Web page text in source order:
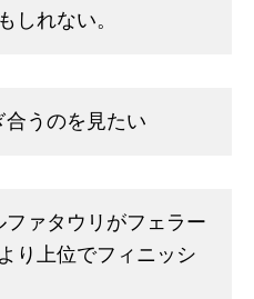
しれない。
合うのを見たい
ァタウリがフェラー
り上位でフィニッシ